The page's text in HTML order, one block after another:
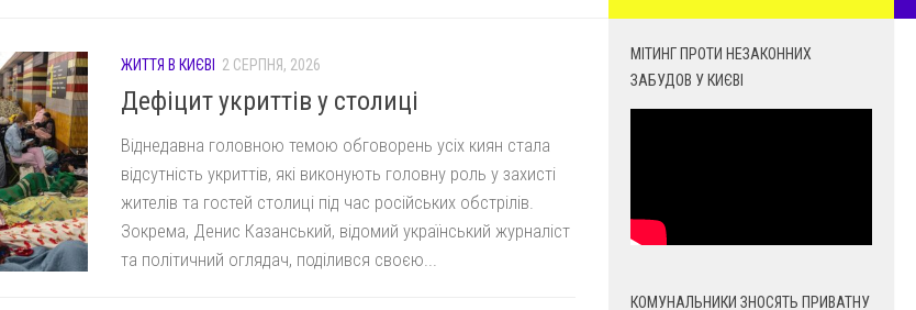
ЖИТТЯ В КИЄВІ 2 СЕРПНЯ, 2026
Дефіцит укриттів у столиці
Віднедавна головною темою обговорень усіх киян стала
відсутність укриттів, які виконують головну роль у захисті
жителів та гостей столиці під час російських обстрілів.
Зокрема, Денис Казанський, відомий український журналіст
та політичний оглядач, поділився своєю...
МІТИНГ ПРОТИ НЕЗАКОННИХ
ЗАБУДОВ У КИЄВІ
КОМУНАЛЬНИКИ ЗНОСЯТЬ ПРИВАТНУ